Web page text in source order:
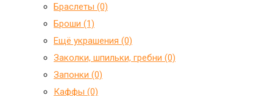
Браслеты (0)
Броши (1)
Ещё украшения (0)
Заколки, шпильки, гребни (0)
Запонки (0)
Каффы (0)